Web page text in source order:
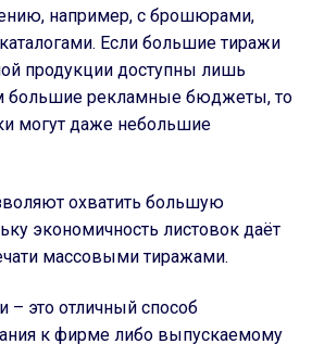
например, с брошюрами,
Если большие тиражи
продукции доступны лишь
рекламные бюджеты, то
могут даже небольшие
охватить большую
экономичность листовок даёт
массовыми тиражами.
– это отличный способ
к фирме либо выпускаемому